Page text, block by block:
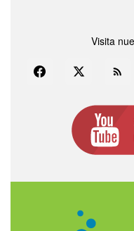
Visita
FacebookTwitter Rss